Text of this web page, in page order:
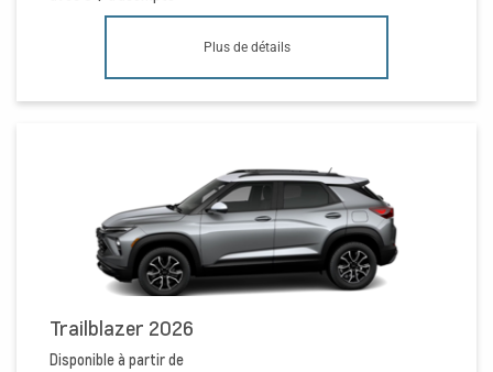
Plus de détails
Trailblazer 2026
Disponible à partir de